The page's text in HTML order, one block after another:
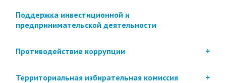
Поддержка инвестиционной и
предпринимательской деятельности
Противодействие коррупции
Территориальная избирательная комиссия